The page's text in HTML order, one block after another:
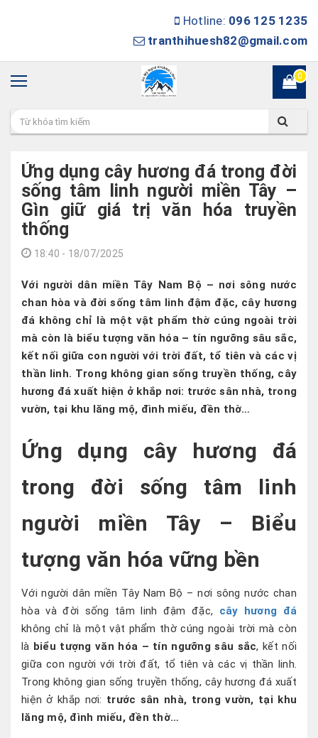
Hotline: 096 125 1235
tranthihuesh82@gmail.com
0
Ứng dụng cây hương đá trong đời
sống tâm linh người miền Tây –
Gìn giữ giá trị văn hóa truyền
thống
18:40 - 18/07/2025
Với người dân miền Tây Nam Bộ – nơi sông nước
chan hòa và đời sống tâm linh đậm đặc, cây hương
đá không chỉ là một vật phẩm thờ cúng ngoài trời
mà còn là biểu tượng văn hóa – tín ngưỡng sâu sắc,
kết nối giữa con người với trời đất, tổ tiên và các vị
thần linh. Trong không gian sống truyền thống, cây
hương đá xuất hiện ở khắp nơi: trước sân nhà, trong
vườn, tại khu lăng mộ, đình miếu, đền thờ…
Ứng dụng cây hương đá
trong đời sống tâm linh
người miền Tây – Biểu
tượng văn hóa vững bền
Với người dân miền Tây Nam Bộ – nơi sông nước chan
hòa và đời sống tâm linh đậm đặc, cây hương đá
không chỉ là một vật phẩm thờ cúng ngoài trời mà còn
là biểu tượng văn hóa – tín ngưỡng sâu sắc, kết nối
giữa con người với trời đất, tổ tiên và các vị thần linh.
Trong không gian sống truyền thống, cây hương đá xuất
hiện ở khắp nơi: trước sân nhà, trong vườn, tại khu
lăng mộ, đình miếu, đền thờ…